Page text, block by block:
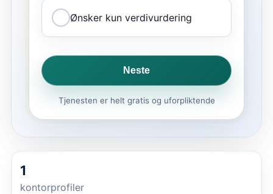
Ønsker kun verdivurdering
Neste
Tjenesten er helt gratis og uforpliktende
1
kontorprofiler